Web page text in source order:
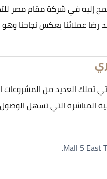
في شركة مقام مصر
عملائنا يعكس نجاحنا
تملك العديد من
المباشرة التي تسهل